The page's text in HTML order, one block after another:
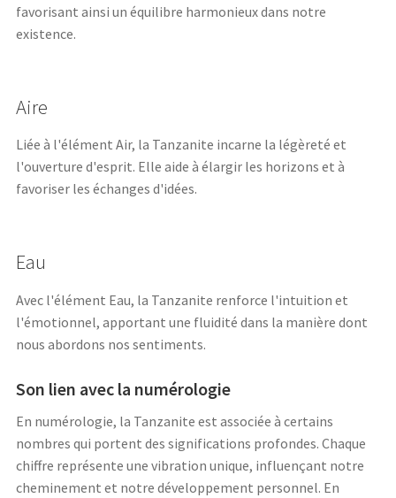
favorisant ainsi un équilibre harmonieux dans notre
existence.
Aire
Liée à l'élément Air, la Tanzanite incarne la légèreté et
l'ouverture d'esprit. Elle aide à élargir les horizons et à
favoriser les échanges d'idées.
Eau
Avec l'élément Eau, la Tanzanite renforce l'intuition et
l'émotionnel, apportant une fluidité dans la manière dont
nous abordons nos sentiments.
Son lien avec la numérologie
En numérologie, la Tanzanite est associée à certains
nombres qui portent des significations profondes. Chaque
chiffre représente une vibration unique, influençant notre
cheminement et notre développement personnel. En